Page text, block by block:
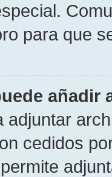
para que
añadir
adjuntar
cedidos